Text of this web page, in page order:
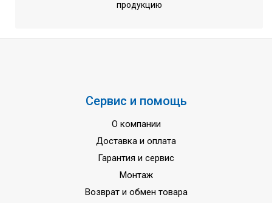
Трубопровод хладагента
Трубопровод хладагента
Минимальная рабочая
продукцию
Сервис и помощь
О компании
Доставка и оплата
Гарантия и сервис
Монтаж
Возврат и обмен товара